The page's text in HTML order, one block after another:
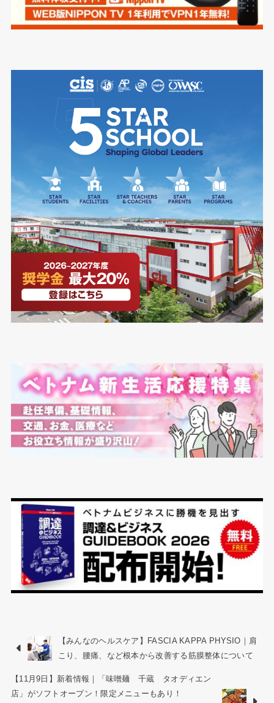
【みんなのヘルスケア】FASCIA KAPPA PHYSIO｜肩
こり、腰痛、など根本から改善する筋膜整体について
【11月9日】新着情報｜「味噌麺 千蔵 タオディエン
店」がソフトオープン！限定メニューもあり！